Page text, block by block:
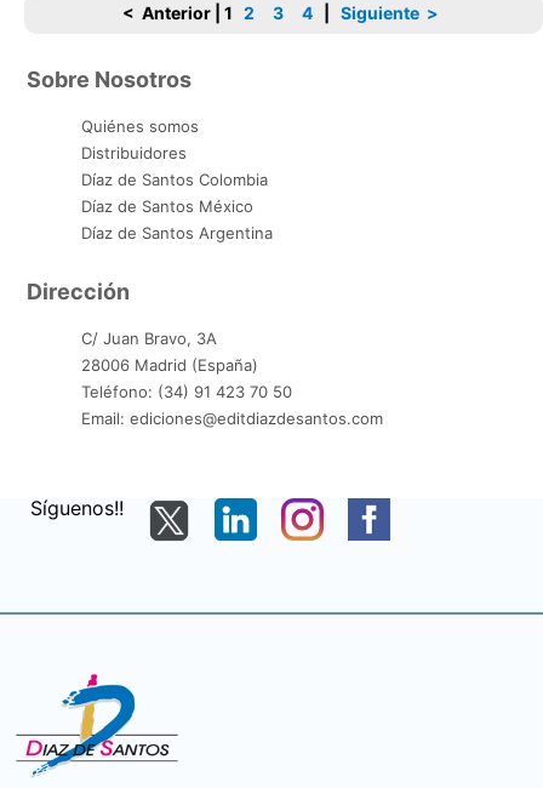
< Anterior| 1 2 3 4 Siguiente >
Sobre Nosotros
Quiénes somos
Distribuidores
Díaz de Santos Colombia
Díaz de Santos México
Díaz de Santos Argentina
Dirección
C/ Juan Bravo, 3A
28006 Madrid (España)
Teléfono: (34) 91 423 70 50
Email: ediciones@editdiazdesantos.com
Síguenos!!